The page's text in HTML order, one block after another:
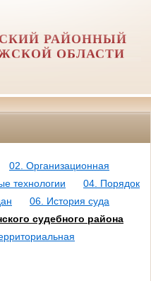
РАЙОННЫЙ
ОБЛАСТИ
02. Организационная
технологии
04. Порядок
06. История суда
судебного района